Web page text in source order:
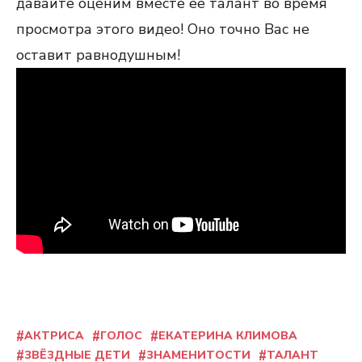
просмотра этого видео! Оно точно Вас не
оставит равнодушным!
АКТРИСА ГОЛОС
ЕКАТЕРИНА КЛИМОВА
ЗВЁЗДНЫЕ ДЕТИ
ЗНАМЕНИТОСТИ ТАЛАНТ